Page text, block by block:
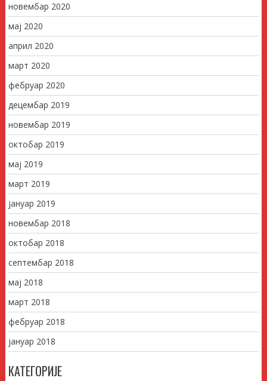
новембар 2020
мај 2020
април 2020
март 2020
фебруар 2020
децембар 2019
новембар 2019
октобар 2019
мај 2019
март 2019
јануар 2019
новембар 2018
октобар 2018
септембар 2018
мај 2018
март 2018
фебруар 2018
јануар 2018
КАТЕГОРИЈЕ